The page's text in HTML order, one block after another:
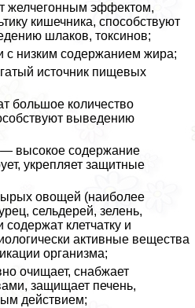
желчегонным эффектом,
кишечника, способствуют
шлаков, токсинов;
с низким содержанием жира;
источник пищевых
большое количество
выведению
высокое содержание
укрепляет защитные
овощей (наиболее
сельдерей, зелень,
клетчатку и
активные вещества
организма;
очищает, снабжает
защищает печень,
действием;